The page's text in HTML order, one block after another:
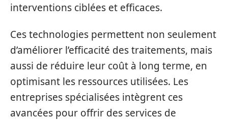
interventions ciblées et efficaces.
Ces technologies permettent non seulement
d’améliorer l’efficacité des traitements, mais
aussi de réduire leur coût à long terme, en
optimisant les ressources utilisées. Les
entreprises spécialisées intègrent ces
avancées pour offrir des services de